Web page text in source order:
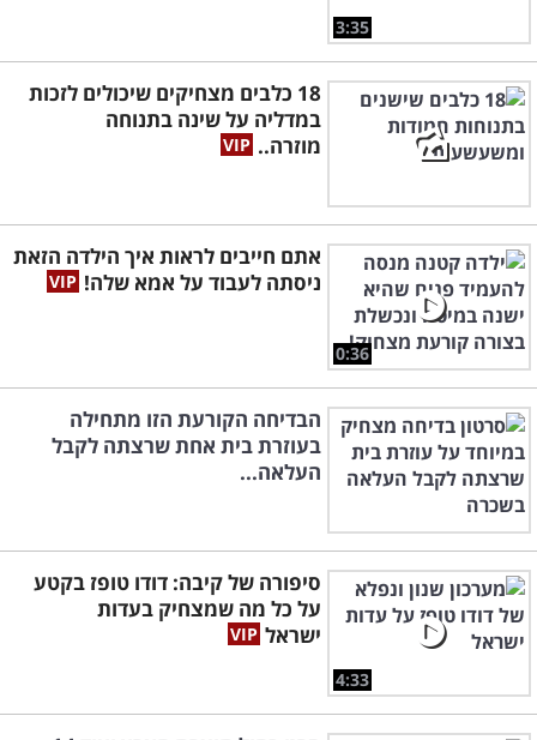
3:35
18 כלבים מצחיקים שיכולים לזכות
במדליה על שינה בתנוחה
מוזרה..
0:36
אתם חייבים לראות איך הילדה הזאת
ניסתה לעבוד על אמא שלה!
הבדיחה הקורעת הזו מתחילה
בעוזרת בית אחת שרצתה לקבל
העלאה...
4:33
סיפורה של קיבה: דודו טופז בקטע
על כל מה שמצחיק בעדות
ישראל